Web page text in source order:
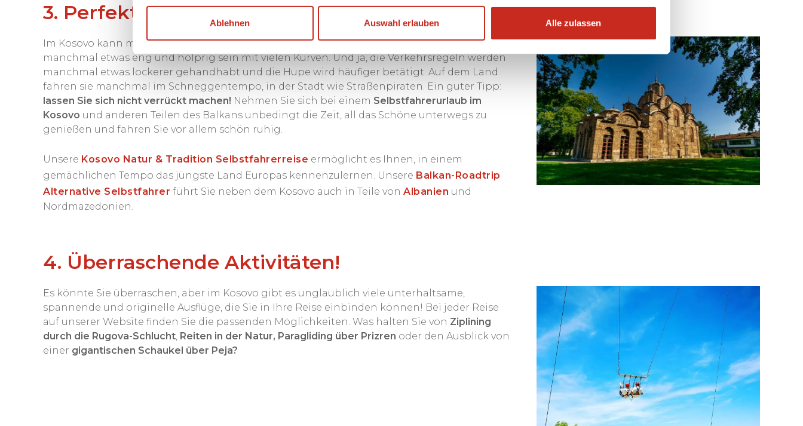
Ablehnen Auswahl erlauben Alle zulassen
3. Perfekte Destination für Selbstfahrer
Im Kosovo kann man hervorragend mit einem(Miet-)Autoreisen. Die Straßen können
manchmal etwas eng und holprig sein mit vielen Kurven. Und ja, die Verkehrsregeln werden
manchmal etwas lockerer gehandhabt und die Hupe wird häufiger betätigt. Auf dem Land
fahren sie manchmal im Schneggentempo, in der Stadt wie Straßenpiraten. Ein guter Tipp:
lassen Sie sich nicht verrückt machen! Nehmen Sie sich bei einem Selbstfahrerurlaub im
Kosovo und anderen Teilen des Balkans unbedingt die Zeit, all das Schöne unterwegs zu
genießen und fahren Sie vor allem schön ruhig.
Unsere Kosovo Natur & Tradition Selbstfahrerreise ermöglicht es Ihnen, in einem
gemächlichen Tempo das jüngste Land Europas kennenzulernen. Unsere Balkan-Roadtrip
Alternative Selbstfahrer führt Sie neben dem Kosovo auch in Teile von Albanien und
Nordmazedonien.
4. Überraschende Aktivitäten!
Es könnte Sie überraschen, aber im Kosovo gibt es unglaublich viele unterhaltsame,
spannende und originelle Ausflüge, die Sie in Ihre Reise einbinden können! Bei jeder Reise
auf unserer Website finden Sie die passenden Möglichkeiten. Was halten Sie von Ziplining
durch die Rugova-Schlucht, Reiten in der Natur, Paragliding über Prizren oder den Ausblick von
einer gigantischen Schaukel über Peja?